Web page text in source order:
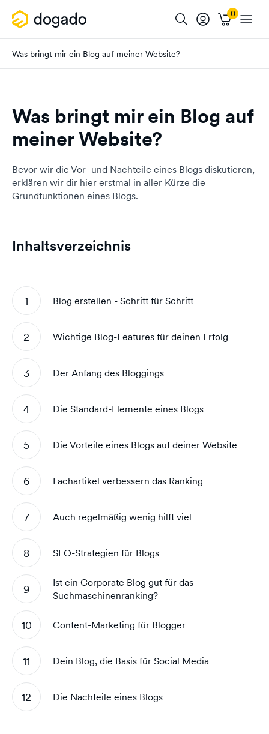
Was bringt mir ein Blog auf meiner Website?
Was bringt mir ein Blog auf
meiner Website?
Bevor wir die Vor- und Nachteile eines Blogs diskutieren,
erklären wir dir hier erstmal in aller Kürze die
Grundfunktionen eines Blogs.
Inhaltsverzeichnis
Blog erstellen - Schritt für Schritt
Wichtige Blog-Features für deinen Erfolg
Der Anfang des Bloggings
Die Standard-Elemente eines Blogs
Die Vorteile eines Blogs auf deiner Website
Fachartikel verbessern das Ranking
Auch regelmäßig wenig hilft viel
SEO-Strategien für Blogs
Ist ein Corporate Blog gut für das
Suchmaschinenranking?
Content-Marketing für Blogger
Dein Blog, die Basis für Social Media
Die Nachteile eines Blogs